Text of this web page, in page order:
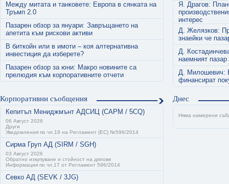
Между митата и танковете: Европа в сянката на
Тръмп 2.0
Пазарен обзор за януари: Завръщането на
апетита към рискови активи
В биткойн или в имоти – коя алтернативна
инвестиция да изберете?
Пазарен обзор за юни: Макро новините са
прелюдия към корпоративните отчети
Я. Драгов:
интерес
Д. Желязков:
знаейки че
Д.
наемният
Д. Милошевич:
финансират
Корпоративни съобщения
Кепитъл Мениджмънт АДСИЦ (CAPM / 5CQ)
06 Август 2026
Други
Уведомления по чл.19 на Регламент (ЕС) №596/2014
Сирма Груп АД (SIRM / SGH)
03 Август 2026
Обратно изкупуване и стойност на дялове
Информация по чл.17 от Регламент 596/2014
Севко АД (SEVK / 3JG)
Днес
Няма намерени